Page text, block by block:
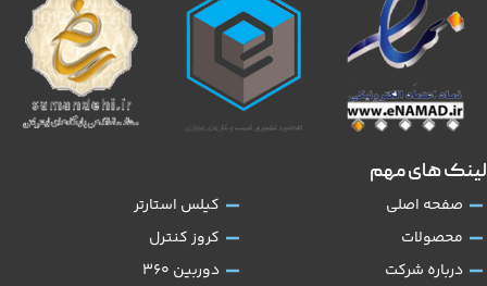
لینک های مهم
صفحه اصلی
محصولات
درباره شرکت
کیلس استارتر
کروز کنترل
دوربین 360